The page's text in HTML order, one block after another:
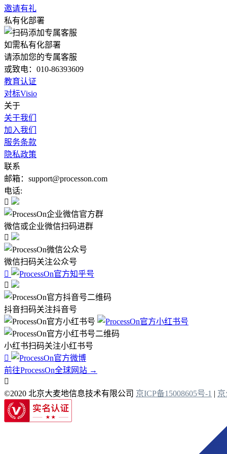
邀请有礼
私有化部署
如需私有化部署
请添加您的专属客服
或致电：010-86393609
教育认证
对标Visio
关于
关于我们
加入我们
服务条款
隐私政策
联系
邮箱：support@processon.com
电话:

微信或企业微信扫码进群

微信扫码关注公众号


抖音扫码关注抖音号
小红书扫码关注小红书号

前往ProcessOn全球网站 →

©2020 北京大麦地信息技术有限公司 京ICP备15008605号-1 | 京